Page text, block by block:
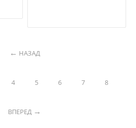
НАЗАД
4 5 6 7 8
ВПЕРЕД